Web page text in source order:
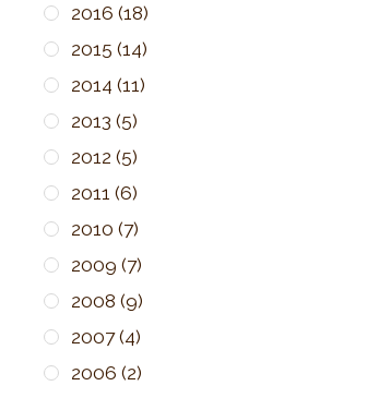
2016 (18)
2015 (14)
2014 (11)
2013 (5)
2012 (5)
2011 (6)
2010 (7)
2009 (7)
2008 (9)
2007 (4)
2006 (2)